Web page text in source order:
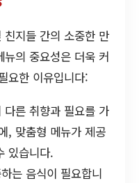
지들 간의 소중한 만
의 중요성은 더욱 커
요한 이유입니다:
다른 취향과 필요를 가
, 맞춤형 메뉴가 제공
있습니다.
는 음식이 필요합니